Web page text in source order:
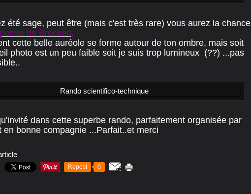
été sage, peut être (mais c'est très rare) vous aurez la chance
de Brocken,
cette belle auréole se forme autour de ton ombre, mais soit
photo est un peu faible soit je suis trop lumineux (??) ...pas
dans cette superbe rando, parfaitement organisée par
en bonne compagnie ...Parfait..et merci
Repost 0